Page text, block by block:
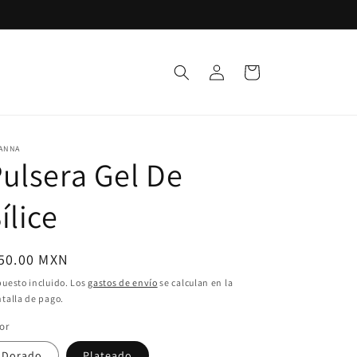
Iniciar
sesión
Carrito
Gel De
MXN
incluido. Los gastos de envío se calculan en la
de pago.